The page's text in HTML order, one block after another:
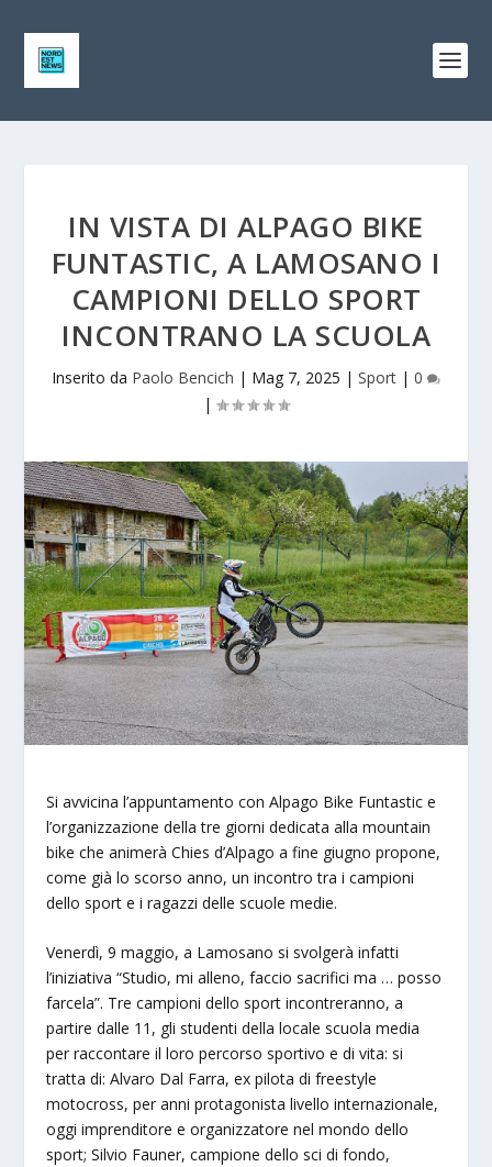
IN VISTA DI ALPAGO BIKE
FUNTASTIC, A LAMOSANO I
CAMPIONI DELLO SPORT
INCONTRANO LA SCUOLA
Inserito da Paolo Bencich | Mag 7, 2025 | Sport | 0
|
Si avvicina l’appuntamento con Alpago Bike Funtastic e
l’organizzazione della tre giorni dedicata alla mountain
bike che animerà Chies d’Alpago a fine giugno propone,
come già lo scorso anno, un incontro tra i campioni
dello sport e i ragazzi delle scuole medie.
Venerdì, 9 maggio, a Lamosano si svolgerà infatti
l’iniziativa “Studio, mi alleno, faccio sacrifici ma … posso
farcela”. Tre campioni dello sport incontreranno, a
partire dalle 11, gli studenti della locale scuola media
per raccontare il loro percorso sportivo e di vita: si
tratta di: Alvaro Dal Farra, ex pilota di freestyle
motocross, per anni protagonista livello internazionale,
oggi imprenditore e organizzatore nel mondo dello
sport; Silvio Fauner, campione dello sci di fondo,